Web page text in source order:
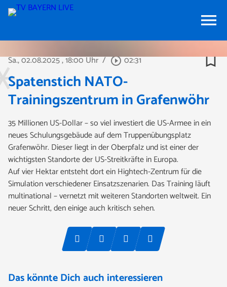
menu
Sa., 02.08.2025, 18:00 Uhr / play_circle_outline02:31 bookmark_border
Spatenstich NATO-
Trainingszentrum in Grafenwöhr
35 Millionen US-Dollar – so viel investiert die US-Armee in ein
neues Schulungsgebäude auf dem Truppenübungsplatz
Grafenwöhr. Dieser liegt in der Oberpfalz und ist einer der
wichtigsten Standorte der US-Streitkräfte in Europa.
Auf vier Hektar entsteht dort ein Hightech-Zentrum für die
Simulation verschiedener Einsatzszenarien. Das Training läuft
multinational – vernetzt mit weiteren Standorten weltweit. Ein
neuer Schritt, den einige auch kritisch sehen.
Das könnte Dich auch interessieren